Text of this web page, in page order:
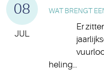
08
JUL
WAT BRENGT
Er
heling…